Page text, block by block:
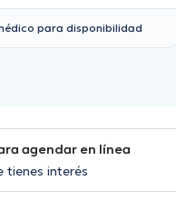
para disponibilidad
agendar en línea
tienes interés